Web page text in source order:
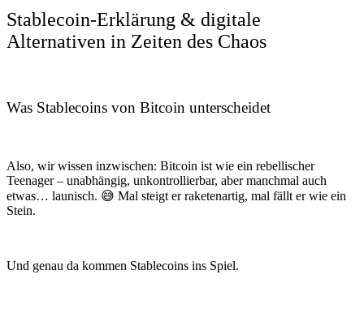
Stablecoin-Erklärung & digitale
Alternativen in Zeiten des Chaos
Was Stablecoins von Bitcoin unterscheidet
Also, wir wissen inzwischen: Bitcoin ist wie ein rebellischer
Teenager – unabhängig, unkontrollierbar, aber manchmal auch
etwas… launisch. 😅 Mal steigt er raketenartig, mal fällt er wie ein
Stein.
Und genau da kommen Stablecoins ins Spiel.